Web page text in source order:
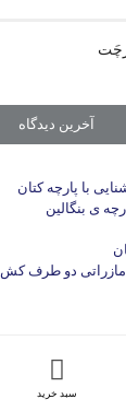
آخرین دیدگاه
با پارچه کتان
ی بنگالین
دو طرف کش 320 گرم عرض 150 س م
سبد خرید